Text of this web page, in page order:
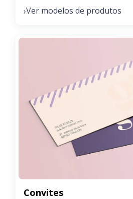
›Ver modelos de produtos
Convites